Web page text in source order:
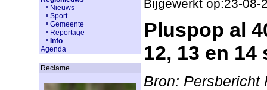
Nieuws
Sport
Gemeente
Reportage
Info
Agenda
Reclame
Bijgewerkt op:23-08-
Pluspop al
12, 13 en 14
Bron: Persbericht